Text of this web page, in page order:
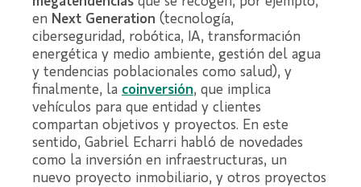
en Next Generation (tecnología,
ciberseguridad, robótica, IA, transformación
energética y medio ambiente, gestión del agua
y tendencias poblacionales como salud), y
finalmente, la coinversión, que implica
vehículos para que entidad y clientes
compartan objetivos y proyectos. En este
sentido, Gabriel Echarri habló de novedades
como la inversión en infraestructuras, un
nuevo proyecto inmobiliario, y otros proyectos